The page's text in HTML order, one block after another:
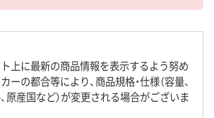
上に最新の商品情報を表示するよう努め
ーの都合等により、商品規格・仕様（容量、
原産国など）が変更される場合がございま